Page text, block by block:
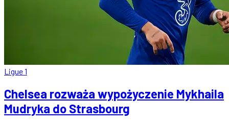
Ligue 1
Chelsea rozważa wypożyczenie Mykhaila
Mudryka do Strasbourg